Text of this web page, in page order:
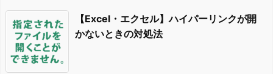
【Excel・エクセル】ハイパーリンクが開
かないときの対処法